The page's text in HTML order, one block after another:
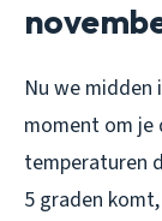
Nu we
moment om je
temperaturen
5 graden